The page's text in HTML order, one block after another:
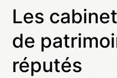
Les
de
réputés